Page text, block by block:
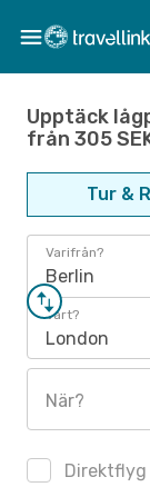
Upptäck
från 305
Tur &
Varifrån?
Berlin
Vart?
London
När?
Direktflyg